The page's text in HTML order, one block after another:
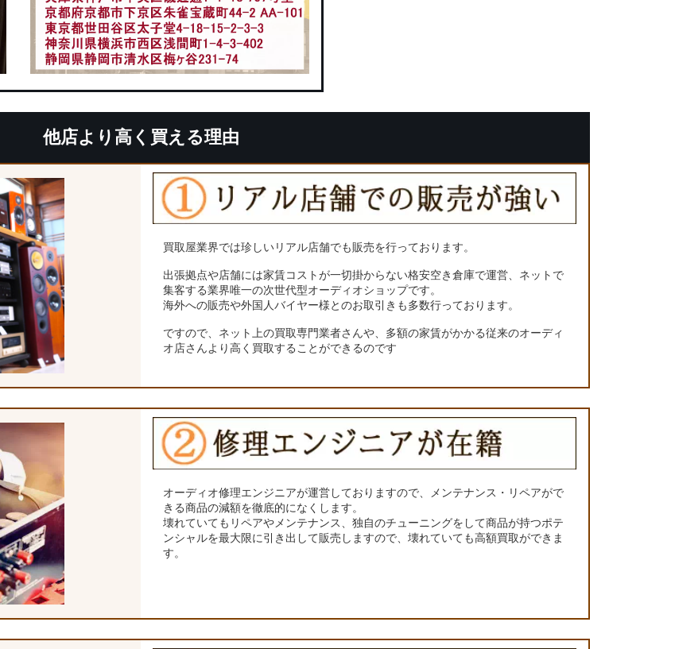
他店より高く買える理由
買取屋業界では珍しいリアル店舗でも販売を行っております。
出張拠点や店舗には家賃コストが一切掛からない格安空き倉庫で運営、ネットで
集客する業界唯一の次世代型オーディオショップです。
海外への販売や外国人バイヤー様とのお取引きも多数行っております。
ですので、ネット上の買取専門業者さんや、多額の家賃がかかる従来のオーディ
オ店さんより高く買取することができるのです
オーディオ修理エンジニアが運営しておりますので、メンテナンス・リペアがで
きる商品の減額を徹底的になくします。
壊れていてもリペアやメンテナンス、独自のチューニングをして商品が持つポテ
ンシャルを最大限に引き出して販売しますので、壊れていても高額買取ができま
す。